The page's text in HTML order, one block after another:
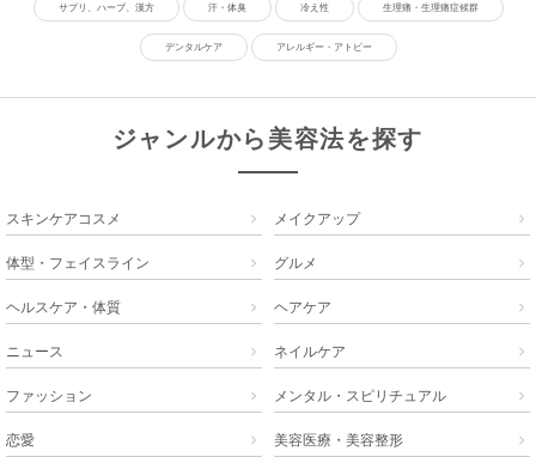
サプリ、ハーブ、漢方 汗・体臭 冷え性 生理痛・生理痛症候群
デンタルケア アレルギー・アトピー
ジャンルから美容法を探す
スキンケアコスメ  メイクアップ 
体型・フェイスライン  グルメ 
ヘルスケア・体質  ヘアケア 
ニュース  ネイルケア 
ファッション  メンタル・スピリチュアル 
恋愛  美容医療・美容整形 